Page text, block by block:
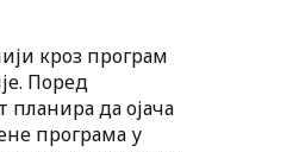
кроз програм
Поред
планира да ојача
програма у